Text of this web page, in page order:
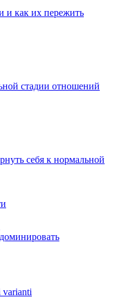
и как их пережить
стадии отношений
себя к нормальной